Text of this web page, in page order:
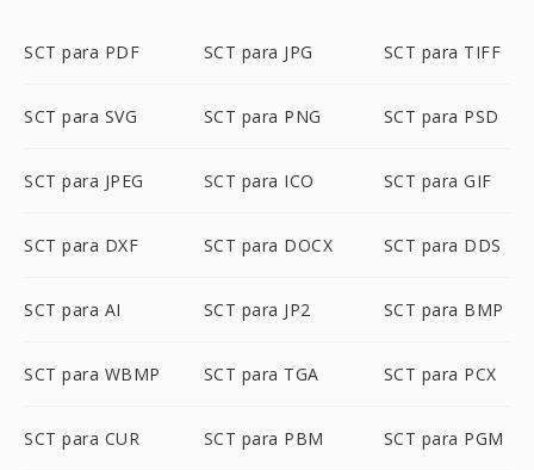
SCT para PDF SCT para JPG SCT para TIFF
SCT para SVG SCT para PNG SCT para PSD
SCT para JPEG SCT para ICO SCT para GIF
SCT para DXF SCT para DOCX SCT para DDS
SCT para AI SCT para JP2 SCT para BMP
SCT para WBMP SCT para TGA SCT para PCX
SCT para CUR SCT para PBM SCT para PGM